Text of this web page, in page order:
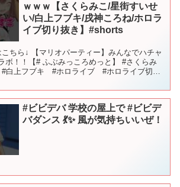
ｗｗｗ【さくらみこ/星街すいせ
い/白上フブキ/戌神ころね/ホロラ
イブ切り抜き】#shorts
ちら↓ 【マリオパーティー】みんなでハチャ
ボ！！【# ふぶみっころめっと】 #さくらみ
上フブキ #ホロライブ #ホロライブ切り
#ビビデバ 学校の屋上で #ビビデ
バダンス 💃✨ 風が気持ちいいぜ！